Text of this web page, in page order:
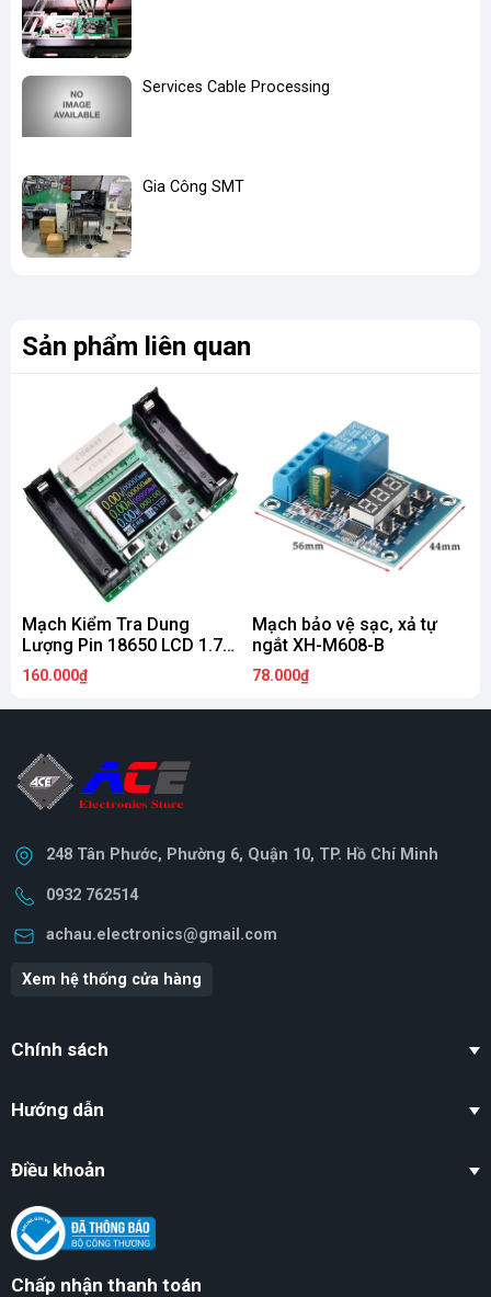
Services Cable Processing
Gia Công SMT
Sản phẩm liên quan
Mạch Kiểm Tra Dung
Lượng Pin 18650 LCD 1.77
Inch Type-C
160.000₫
Mạch bảo vệ sạc, xả tự
ngắt XH-M608-B
78.000₫
248 Tân Phước, Phường 6, Quận 10, TP. Hồ Chí Minh
0932 762514
achau.electronics@gmail.com
Xem hệ thống cửa hàng
Chính sách
Hướng dẫn
Điều khoản
Chấp nhận thanh toán